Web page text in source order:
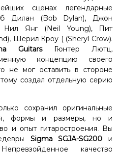
сценах легендарные
Дилан (Bob Dylan), Джон
Нил Янг (Neil Young), Пит
Шерил Кроу ( (Sheryl Crow).
GuitarsГюнтер Лютц,
концепцию своего
не мог оставить в стороне
создал отдельную серию
сохранил оригинальные
формы и размеры, но и
и опыт гитаростроения. Вы
Sigma SGJA-SG200 и
качество